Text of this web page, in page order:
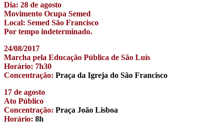
Dia: 28 de agosto
Movimento Ocupa Semed
Local: Semed São Francisco
Por tempo indeterminado.
24/08/2017
Marcha pela Educação Pública de São Luís
Horário: 7h30
Concentração: Praça da Igreja do São Francisco
17 de agosto
Ato Público
Concentração: Praça João Lisboa
Horário: 8h